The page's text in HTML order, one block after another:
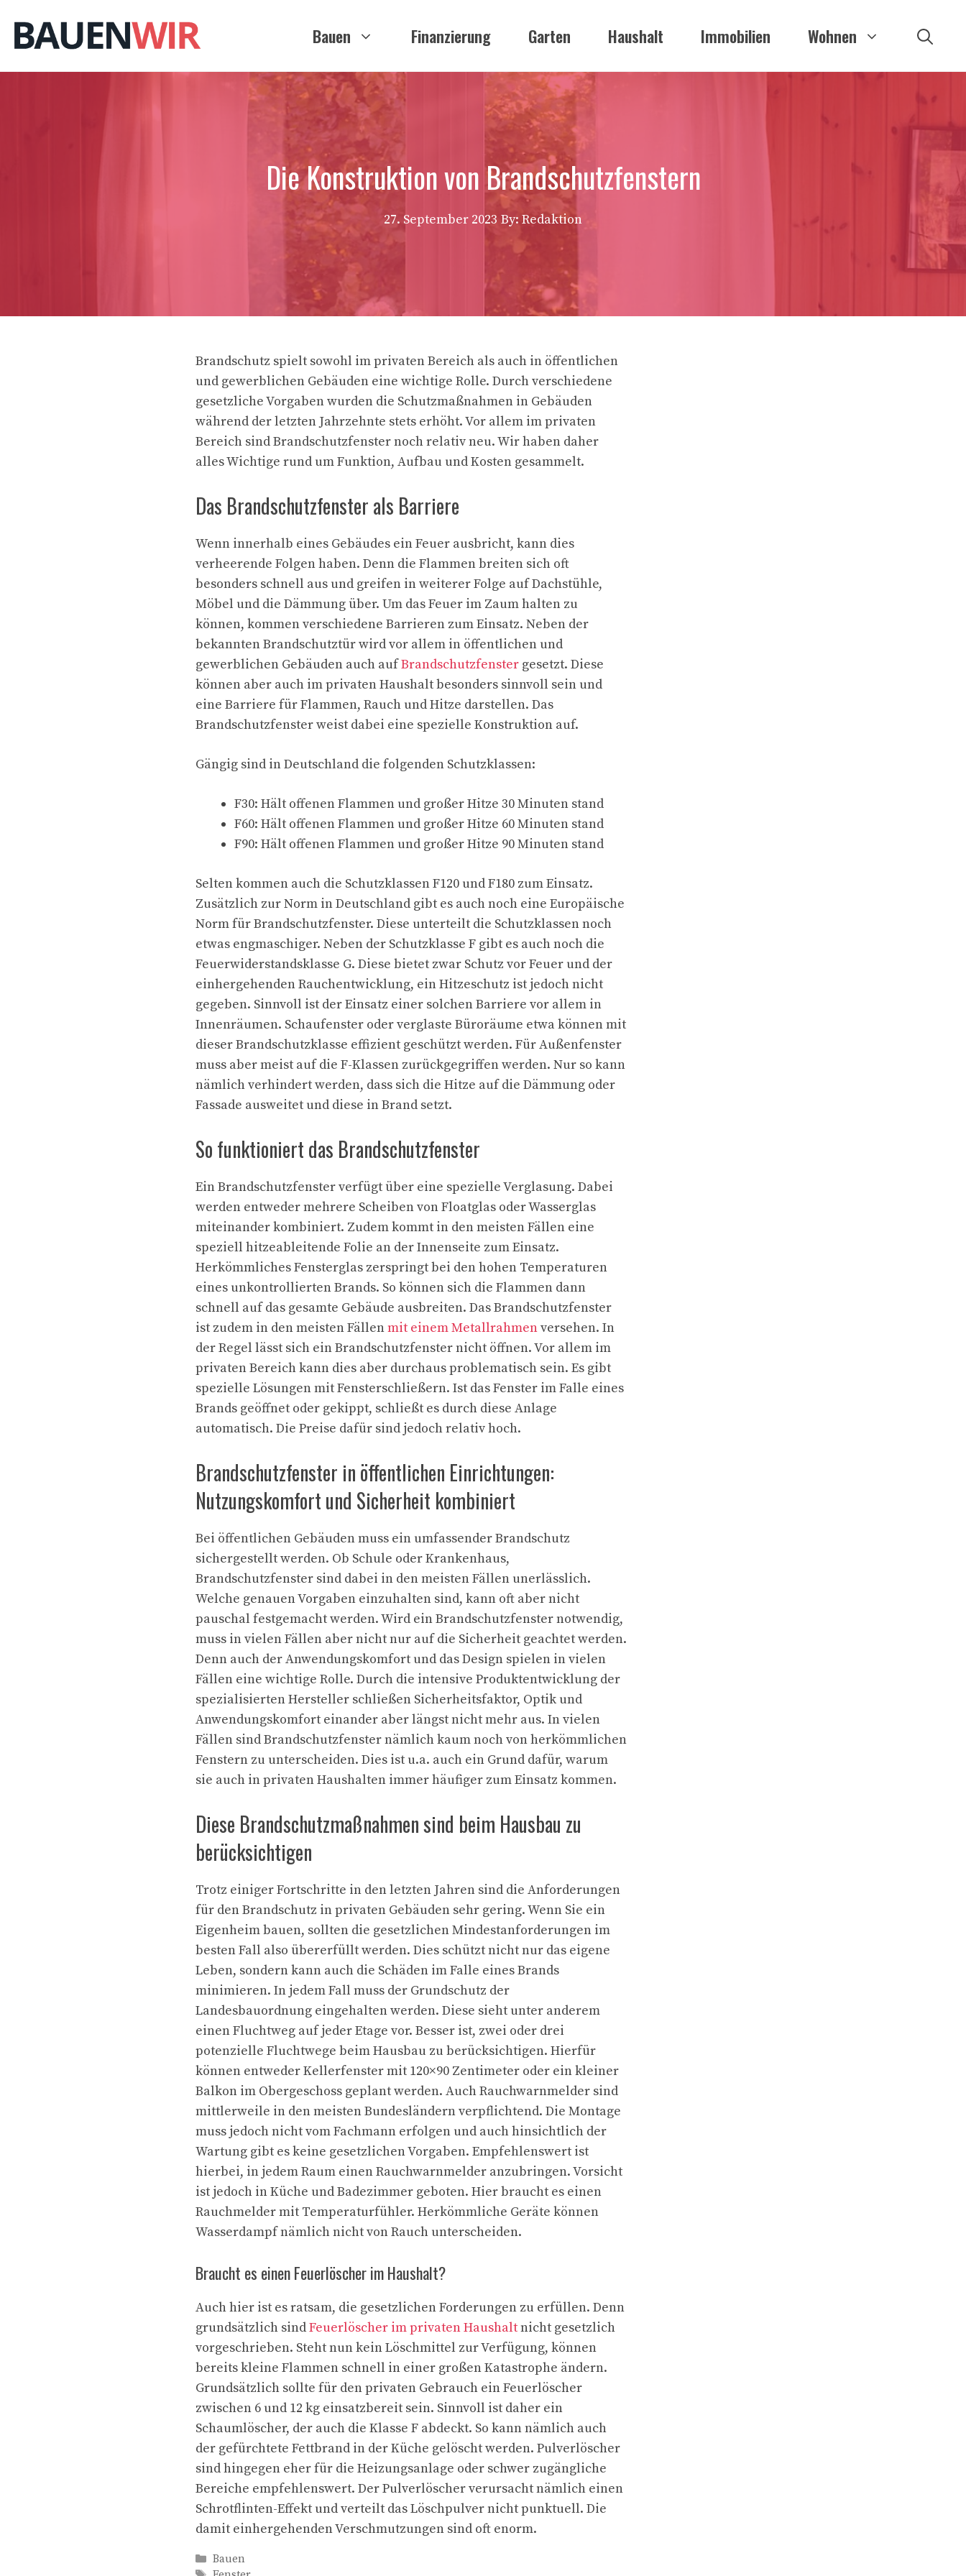
Inhalt
springen
Bauen Finanzierung Garten Haushalt Immobilien Wohnen
Die Konstruktion von Brandschutzfenstern
27. September 2023 By: Redaktion
Brandschutz spielt sowohl im privaten Bereich als auch in öffentlichen
und gewerblichen Gebäuden eine wichtige Rolle. Durch verschiedene
gesetzliche Vorgaben wurden die Schutzmaßnahmen in Gebäuden
während der letzten Jahrzehnte stets erhöht. Vor allem im privaten
Bereich sind Brandschutzfenster noch relativ neu. Wir haben daher
alles Wichtige rund um Funktion, Aufbau und Kosten gesammelt.
Das Brandschutzfenster als Barriere
Wenn innerhalb eines Gebäudes ein Feuer ausbricht, kann dies
verheerende Folgen haben. Denn die Flammen breiten sich oft
besonders schnell aus und greifen in weiterer Folge auf Dachstühle,
Möbel und die Dämmung über. Um das Feuer im Zaum halten zu
können, kommen verschiedene Barrieren zum Einsatz. Neben der
bekannten Brandschutztür wird vor allem in öffentlichen und
gewerblichen Gebäuden auch aufBrandschutzfenster gesetzt. Diese
können aber auch im privaten Haushalt besonders sinnvoll sein und
eine Barriere für Flammen, Rauch und Hitze darstellen. Das
Brandschutzfenster weist dabei eine spezielle Konstruktion auf.
Gängig sind in Deutschland die folgenden Schutzklassen:
F30: Hält offenen Flammen und großer Hitze 30 Minuten stand
F60: Hält offenen Flammen und großer Hitze 60 Minuten stand
F90: Hält offenen Flammen und großer Hitze 90 Minuten stand
Selten kommen auch die Schutzklassen F120 und F180 zum Einsatz.
Zusätzlich zur Norm in Deutschland gibt es auch noch eine Europäische
Norm für Brandschutzfenster. Diese unterteilt die Schutzklassen noch
etwas engmaschiger. Neben der Schutzklasse F gibt es auch noch die
Feuerwiderstandsklasse G. Diese bietet zwar Schutz vor Feuer und der
einhergehenden Rauchentwicklung, ein Hitzeschutz ist jedoch nicht
gegeben. Sinnvoll ist der Einsatz einer solchen Barriere vor allem in
Innenräumen. Schaufenster oder verglaste Büroräume etwa können mit
dieser Brandschutzklasse effizient geschützt werden. Für Außenfenster
muss aber meist auf die F-Klassen zurückgegriffen werden. Nur so kann
nämlich verhindert werden, dass sich die Hitze auf die Dämmung oder
Fassade ausweitet und diese in Brand setzt.
So funktioniert das Brandschutzfenster
Ein Brandschutzfenster verfügt über eine spezielle Verglasung. Dabei
werden entweder mehrere Scheiben von Floatglas oder Wasserglas
miteinander kombiniert. Zudem kommt in den meisten Fällen eine
speziell hitzeableitende Folie an der Innenseite zum Einsatz.
Herkömmliches Fensterglas zerspringt bei den hohen Temperaturen
eines unkontrollierten Brands. So können sich die Flammen dann
schnell auf das gesamte Gebäude ausbreiten. Das Brandschutzfenster
ist zudem in den meisten Fällenmit einem Metallrahmenversehen. In
der Regel lässt sich ein Brandschutzfenster nicht öffnen. Vor allem im
privaten Bereich kann dies aber durchaus problematisch sein. Es gibt
spezielle Lösungen mit Fensterschließern. Ist das Fenster im Falle eines
Brands geöffnet oder gekippt, schließt es durch diese Anlage
automatisch. Die Preise dafür sind jedoch relativ hoch.
Brandschutzfenster in öffentlichen Einrichtungen:
Nutzungskomfort und Sicherheit kombiniert
Bei öffentlichen Gebäuden muss ein umfassender Brandschutz
sichergestellt werden. Ob Schule oder Krankenhaus,
Brandschutzfenster sind dabei in den meisten Fällen unerlässlich.
Welche genauen Vorgaben einzuhalten sind, kann oft aber nicht
pauschal festgemacht werden. Wird ein Brandschutzfenster notwendig,
muss in vielen Fällen aber nicht nur auf die Sicherheit geachtet werden.
Denn auch der Anwendungskomfort und das Design spielen in vielen
Fällen eine wichtige Rolle. Durch die intensive Produktentwicklung der
spezialisierten Hersteller schließen Sicherheitsfaktor, Optik und
Anwendungskomfort einander aber längst nicht mehr aus. In vielen
Fällen sind Brandschutzfenster nämlich kaum noch von herkömmlichen
Fenstern zu unterscheiden. Dies ist u.a. auch ein Grund dafür, warum
sie auch in privaten Haushalten immer häufiger zum Einsatz kommen.
Diese Brandschutzmaßnahmen sind beim Hausbau zu
berücksichtigen
Trotz einiger Fortschritte in den letzten Jahren sind die Anforderungen
für den Brandschutz in privaten Gebäuden sehr gering. Wenn Sie ein
Eigenheim bauen, sollten die gesetzlichen Mindestanforderungen im
besten Fall also übererfüllt werden. Dies schützt nicht nur das eigene
Leben, sondern kann auch die Schäden im Falle eines Brands
minimieren. In jedem Fall muss der Grundschutz der
Landesbauordnung eingehalten werden. Diese sieht unter anderem
einen Fluchtweg auf jeder Etage vor. Besser ist, zwei oder drei
potenzielle Fluchtwege beim Hausbau zu berücksichtigen. Hierfür
können entweder Kellerfenster mit 120×90 Zentimeter oder ein kleiner
Balkon im Obergeschoss geplant werden. Auch Rauchwarnmelder sind
mittlerweile in den meisten Bundesländern verpflichtend. Die Montage
muss jedoch nicht vom Fachmann erfolgen und auch hinsichtlich der
Wartung gibt es keine gesetzlichen Vorgaben. Empfehlenswert ist
hierbei, in jedem Raum einen Rauchwarnmelder anzubringen. Vorsicht
ist jedoch in Küche und Badezimmer geboten. Hier braucht es einen
Rauchmelder mit Temperaturfühler. Herkömmliche Geräte können
Wasserdampf nämlich nicht von Rauch unterscheiden.
Braucht es einen Feuerlöscher im Haushalt?
Auch hier ist es ratsam, die gesetzlichen Forderungen zu erfüllen. Denn
grundsätzlich sindFeuerlöscher im privaten Haushaltnicht gesetzlich
vorgeschrieben. Steht nun kein Löschmittel zur Verfügung, können
bereits kleine Flammen schnell in einer großen Katastrophe ändern.
Grundsätzlich sollte für den privaten Gebrauch ein Feuerlöscher
zwischen 6 und 12 kg einsatzbereit sein. Sinnvoll ist daher ein
Schaumlöscher, der auch die Klasse F abdeckt. So kann nämlich auch
der gefürchtete Fettbrand in der Küche gelöscht werden. Pulverlöscher
sind hingegen eher für die Heizungsanlage oder schwer zugängliche
Bereiche empfehlenswert. Der Pulverlöscher verursacht nämlich einen
Schrotflinten-Effekt und verteilt das Löschpulver nicht punktuell. Die
damit einhergehenden Verschmutzungen sind oft enorm.
Kategorien
Bauen